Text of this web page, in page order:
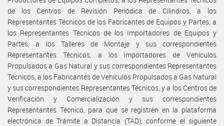
de los Centros de Revisión Periódica de Cilindros, a los
Representantes Técnicos de los Fabricantes de Equipos y Partes, a
los Representantes Técnicos de los Importadores de Equipos y
Partes, a los Talleres de Montaje y sus correspondientes
Representantes Técnicos, a los Importadores de Vehículos
Propulsados a Gas Natural y sus correspondientes Representantes
Técnicos, a los Fabricantes de Vehículos Propulsados a Gas Natural
y sus correspondientes Representantes Técnicos, y a los Centros de
Verificación y Comercialización y sus correspondientes
Representantes Técnico, para que se registren en la plataforma
electrónica de Trámite a Distancia (TAD), conforme el siguiente